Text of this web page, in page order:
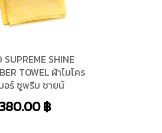
SHINE
TOWEL ผ้าไมโคร
อร์ ซูพรีม ชายน์
380.00฿